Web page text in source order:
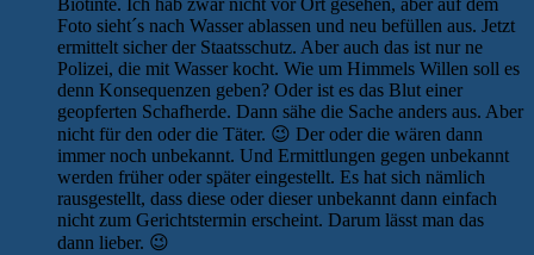
Biotinte. Ich hab zwar nicht vor Ort gesehen, aber auf dem
Foto sieht´s nach Wasser ablassen und neu befüllen aus. Jetzt
ermittelt sicher der Staatsschutz. Aber auch das ist nur ne
Polizei, die mit Wasser kocht. Wie um Himmels Willen soll es
denn Konsequenzen geben? Oder ist es das Blut einer
geopferten Schafherde. Dann sähe die Sache anders aus. Aber
nicht für den oder die Täter. 😉 Der oder die wären dann
immer noch unbekannt. Und Ermittlungen gegen unbekannt
werden früher oder später eingestellt. Es hat sich nämlich
rausgestellt, dass diese oder dieser unbekannt dann einfach
nicht zum Gerichtstermin erscheint. Darum lässt man das
dann lieber. 😉